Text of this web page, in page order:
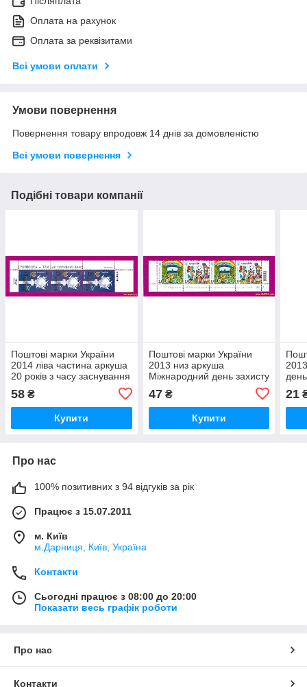
Оплата на рахунок
Оплата за реквізитами
Всі умови оплати
Умови повернення
Повернення товару впродовж 14 днів за домовленістю
Всі умови повернення
Подібні товари компанії
Поштові марки України
2014 ліва частина аркуша
20 років з часу заснування
58 ₴
Купити
Поштові марки України
2013 низ аркуша
Міжнародний день захисту
47₴
Купити
21
Про нас
100% позитивних з 94 відгуків за рік
Працює з 15.07.2011
м. Київ
м.Дарниця, Київ, Україна
Контакти
Сьогодні працює з 08:00 до 20:00
Показати весь графік роботи
Про нас
Контакти